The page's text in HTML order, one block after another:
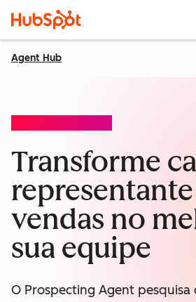
Agent Hub
Transforme
vendas no
sua equipe
O Prospecting Agent